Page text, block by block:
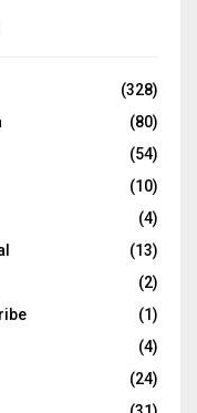
(328)
(80)
(54)
(10)
(4)
(13)
(2)
(1)
(4)
(24)